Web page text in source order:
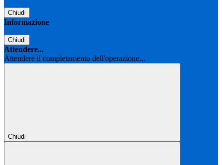
Chiudi
Informazione
Chiudi
Attendere...
Attendere il completamento dell'operazione...
Chiudi